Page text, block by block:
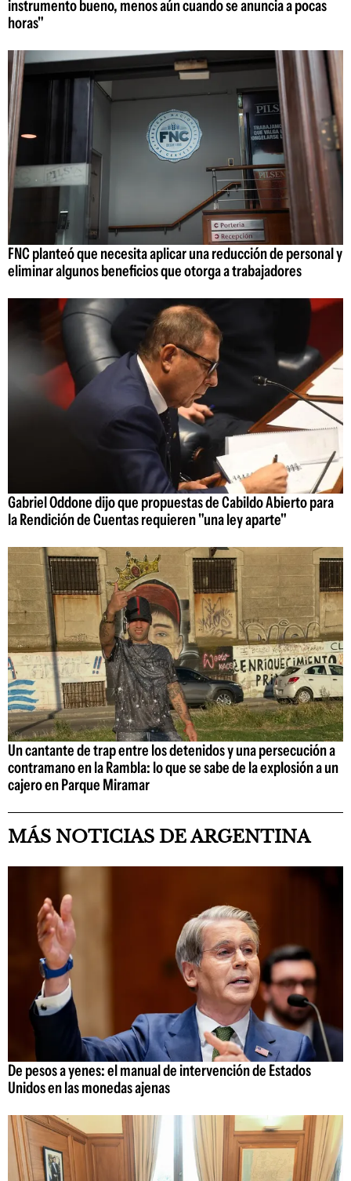
instrumento bueno, menos aún cuando se anuncia a pocas
horas"
FNC planteó que necesita aplicar una reducción de personal y
eliminar algunos beneficios que otorga a trabajadores
Gabriel Oddone dijo que propuestas de Cabildo Abierto para
la Rendición de Cuentas requieren "una ley aparte"
Un cantante de trap entre los detenidos y una persecución a
contramano en la Rambla: lo que se sabe de la explosión a un
cajero en Parque Miramar
MÁS NOTICIAS DE ARGENTINA
De pesos a yenes: el manual de intervención de Estados
Unidos en las monedas ajenas